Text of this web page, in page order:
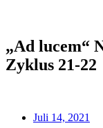
„Ad lucem“
Zyklus 21-22
Juli 14, 2021